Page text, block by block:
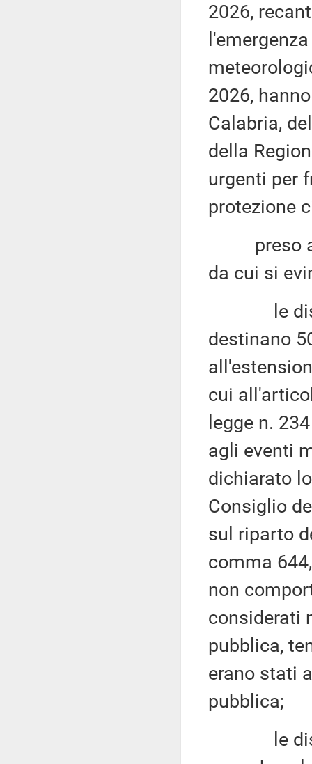
2026,
2026,
Calabria,
della
urgenti per
protezione
preso
da cui si
le
destinano
cui
legge n.
agli eventi
dichiarato
Consiglio
sul riparto
comma
non
considerati
pubblica,
erano stati
pubblica;
le